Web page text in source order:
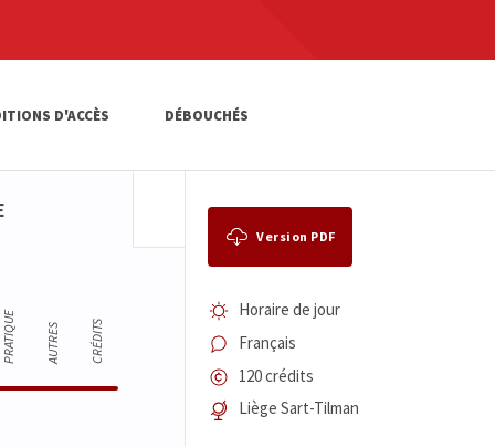
D'ACCÈS DÉBOUCHÉS
Version PDF
Horaire de jour
Français
120 crédits
Liège Sart-Tilman
PRATIQUE AUTRES CRÉDITS